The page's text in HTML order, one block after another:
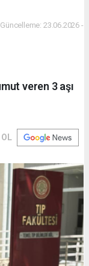
23.06.2026 -
veren 3 aşı